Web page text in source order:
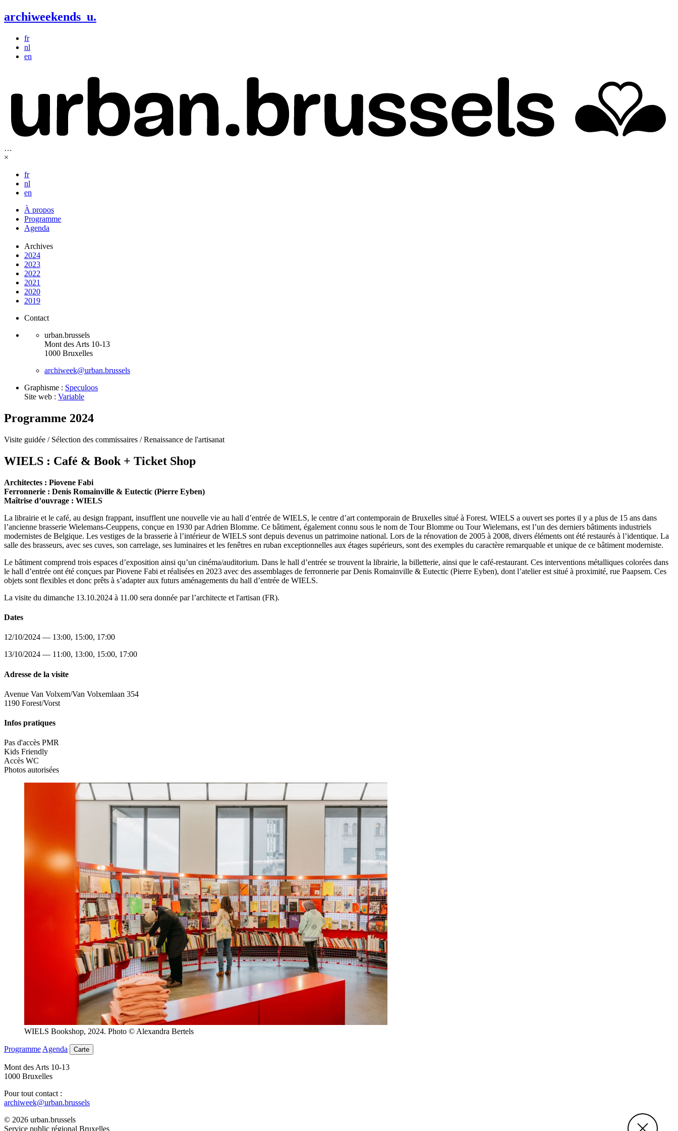
archiweekends u.
fr
nl
en
…
×
fr
nl
en
À propos
Programme
Agenda
Archives
2024
2023
2022
2021
2020
2019
Contact
urban.brussels
Mont des Arts 10-13
1000 Bruxelles
archiweek@urban.brussels
Graphisme : Speculoos
Site web : Variable
Programme 2024
Visite guidée / Sélection des commissaires /Renaissance de l'artisanat
WIELS : Café & Book + Ticket Shop
Architectes : Piovene Fabi
Ferronnerie : Denis Romainville & Eutectic (Pierre Eyben)
Maîtrise d’ouvrage : WIELS
La librairie et le café, au design frappant, insufflent une nouvelle vie au hall d’entrée de WIELS, le centre d’art contemporain de Bruxelles situé à Forest. WIELS a ouvert ses portes il y a plus de 15 ans dans
l’ancienne brasserie Wielemans-Ceuppens, conçue en 1930 par Adrien Blomme. Ce bâtiment, également connu sous le nom de Tour Blomme ou Tour Wielemans, est l’un des derniers bâtiments industriels
modernistes de Belgique. Les vestiges de la brasserie à l’intérieur de WIELS sont depuis devenus un patrimoine national. Lors de la rénovation de 2005 à 2008, divers éléments ont été restaurés à l’identique. La
salle des brasseurs, avec ses cuves, son carrelage, ses luminaires et les fenêtres en ruban exceptionnelles aux étages supérieurs, sont des exemples du caractère remarquable et unique de ce bâtiment moderniste.
Le bâtiment comprend trois espaces d’exposition ainsi qu’un cinéma/auditorium. Dans le hall d’entrée se trouvent la librairie, la billetterie, ainsi que le café-restaurant. Ces interventions métalliques colorées dans
le hall d’entrée ont été conçues par Piovene Fabi et réalisées en 2023 avec des assemblages de ferronnerie par Denis Romainville & Eutectic (Pierre Eyben), dont l’atelier est situé à proximité, rue Paapsem. Ces
objets sont flexibles et donc prêts à s’adapter aux futurs aménagements du hall d’entrée de WIELS.
La visite du dimanche 13.10.2024 à 11.00 sera donnée par l’architecte et l'artisan (FR).
Dates
12/10/2024 — 13:00, 15:00, 17:00
13/10/2024 — 11:00, 13:00, 15:00, 17:00
Adresse de la visite
Avenue Van Volxem/Van Volxemlaan 354
1190 Forest/Vorst
Infos pratiques
Pas d'accès PMR
Kids Friendly
Accès WC
Photos autorisées
WIELS Bookshop, 2024. Photo © Alexandra Bertels
ProgrammeAgenda Carte
Mont des Arts 10-13
1000 Bruxelles
Pour tout contact :
archiweek@urban.brussels
© 2026 urban.brussels
Service public régional Bruxelles